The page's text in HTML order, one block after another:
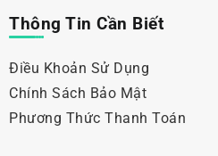
Thông Tin Cần Biết
Điều Khoản Sử Dụng
Chính Sách Bảo Mật
Phương Thức Thanh Toán